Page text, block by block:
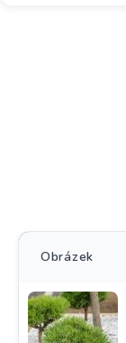
Obrázek